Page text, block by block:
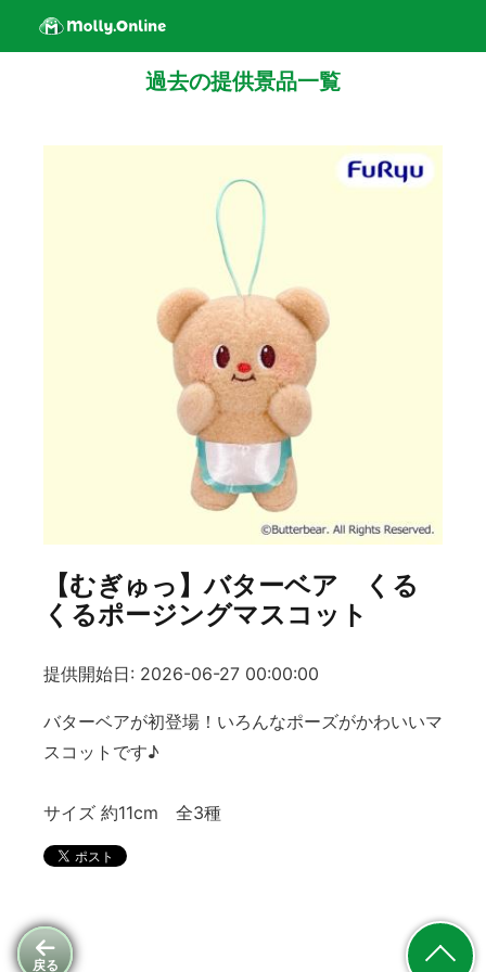
戻る
過去の提供景品一覧
【むぎゅっ】バターベア くる
くるポージングマスコット
提供開始日: 2026-06-27 00:00:00
バターベアが初登場！いろんなポーズがかわいいマ
スコットです♪
サイズ 約11cm 全3種